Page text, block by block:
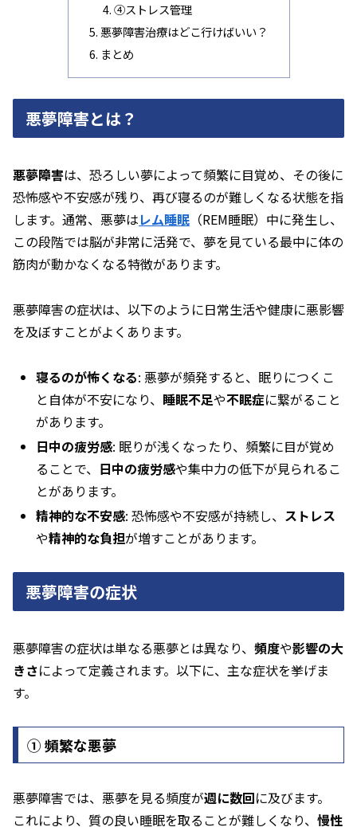
④ストレス管理
悪夢障害治療はどこ行けばいい？
まとめ
悪夢障害とは？
悪夢障害は、恐ろしい夢によって頻繁に目覚め、その後に
恐怖感や不安感が残り、再び寝るのが難しくなる状態を指
します。通常、悪夢はレム睡眠 （REM睡眠）中に発生し、
この段階では脳が非常に活発で、夢を見ている最中に体の
筋肉が動かなくなる特徴があります。
悪夢障害の症状は、以下のように日常生活や健康に悪影響
を及ぼすことがよくあります。
寝るのが怖くなる: 悪夢が頻発すると、眠りにつくこ
と自体が不安になり、 睡眠不足や不眠症に繋がること
があります。
日中の疲労感: 眠りが浅くなったり、頻繁に目が覚め
ることで、 日中の疲労感や集中力の低下が見られるこ
とがあります。
精神的な不安感: 恐怖感や不安感が持続し、 ストレス
や精神的な負担が増すことがあります。
悪夢障害の症状
悪夢障害の症状は単なる悪夢とは異なり、 頻度や影響の大
きさによって定義されます。以下に、主な症状を挙げま
す。
① 頻繁な悪夢
悪夢障害では、悪夢を見る頻度が週に数回に及びます。
これにより、質の良い睡眠を取ることが難しくなり、 慢性